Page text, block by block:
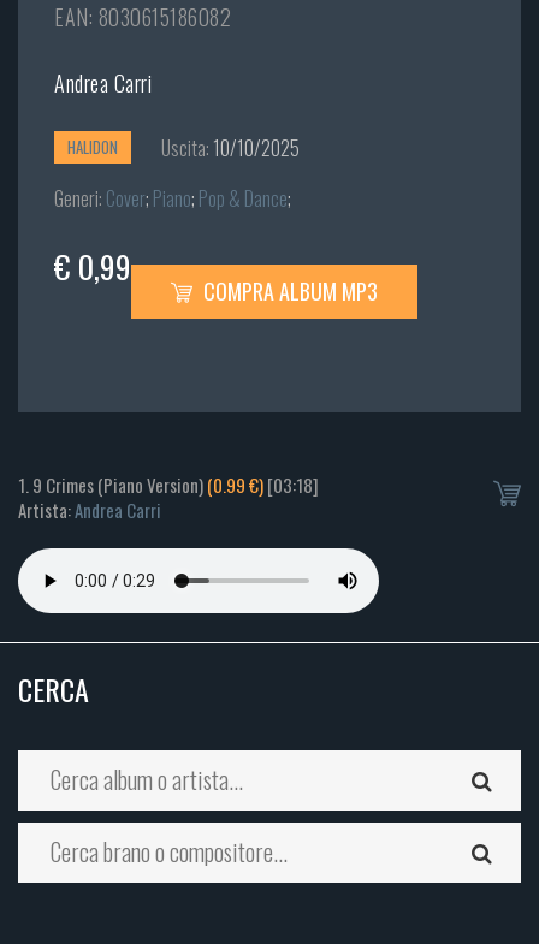
EAN: 8030615186082
Andrea Carri
HALIDON Uscita: 10/10/2025
Generi: Cover; Piano; Pop & Dance;
€ 0,99
COMPRA ALBUM MP3
1. 9 Crimes (Piano Version)(0.99 €)[03:18]
Artista:Andrea Carri
CERCA